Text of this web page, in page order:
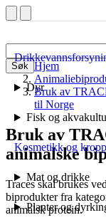
Søk
Dyr
Fisk og
Kosmetikk og
Mat og drikke
Planter og
Hjem
Bruk av
til Norge
Bruk av
animalske
Traces skal brukes
biprodukter fra
animalsk protein.